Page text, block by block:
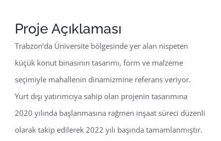
Proje Açıklaması
Trabzon’da Üniversite bölgesinde yer alan nispeten
küçük konut binasının tasarımı, form ve malzeme
seçimiyle mahallenin dinamizmine referans veriyor.
Yurt dışı yatırımcıya sahip olan projenin tasarımına
2020 yılında başlanmasına rağmen inşaat süreci düzenli
olarak takip edilerek 2022 yılı başında tamamlanmıştır.